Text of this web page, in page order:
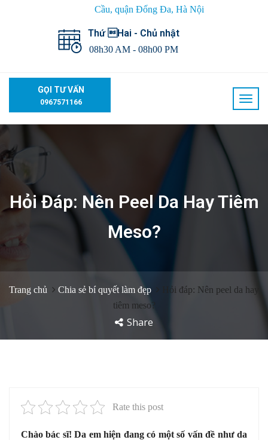
Cầu, quận Đống Đa, Hà Nội
Thứ Hai - Chủ nhật
08h30 AM - 08h00 PM
GỌI TƯ VẤN
0967571166
Hỏi Đáp: Nên Peel Da Hay Tiêm
Meso?
Trang chủ Chia sẻ bí quyết làm đẹp
Hỏi đáp: Nên peel da hay
tiêm meso?
Share
Rate this post
Chào bác sĩ! Da em hiện đang có một số vấn đề như da